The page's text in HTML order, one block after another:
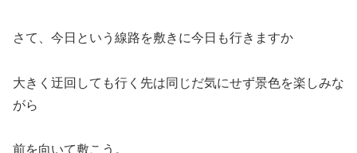
さて、今日という線路を敷きに今日も行きますか
大きく迂回しても行く先は同じだ気にせず景色を楽しみな
がら
前を向いて敷こう。